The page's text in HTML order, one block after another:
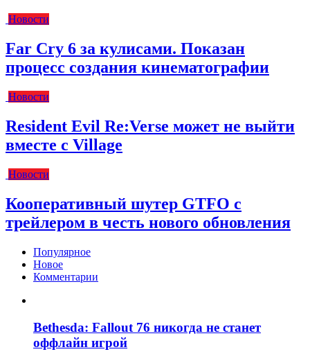
Новости
Far Cry 6 за кулисами. Показан
процесс создания кинематографии
Новости
Resident Evil Re:Verse может не выйти
вместе с Village
Новости
Кооперативный шутер GTFO с
трейлером в честь нового обновления
Популярное
Новое
Комментарии
Bethesda: Fallout 76 никогда не станет
оффлайн игрой